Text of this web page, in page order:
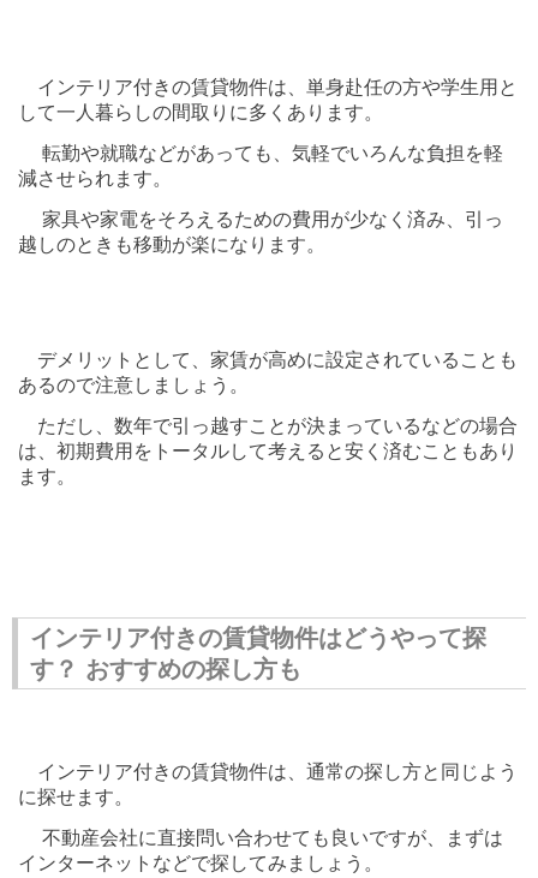
インテリア付きの賃貸物件は、単身赴任の方や学生用と
して一人暮らしの間取りに多くあります。
転勤や就職などがあっても、気軽でいろんな負担を軽
減させられます。
家具や家電をそろえるための費用が少なく済み、引っ
越しのときも移動が楽になります。
デメリットとして、家賃が高めに設定されていることも
あるので注意しましょう。
ただし、数年で引っ越すことが決まっているなどの場合
は、初期費用をトータルして考えると安く済むこともあり
ます。
インテリア付きの賃貸物件はどうやって探
す？ おすすめの探し方も
インテリア付きの賃貸物件は、通常の探し方と同じよう
に探せます。
不動産会社に直接問い合わせても良いですが、まずは
インターネットなどで探してみましょう。